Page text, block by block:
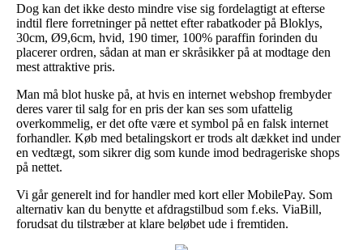
Dog kan det ikke desto mindre vise sig fordelagtigt at efterse
indtil flere forretninger på nettet efter rabatkoder på Bloklys,
30cm, Ø9,6cm, hvid, 190 timer, 100% paraffin forinden du
placerer ordren, sådan at man er skråsikker på at modtage den
mest attraktive pris.
Man må blot huske på, at hvis en internet webshop frembyder
deres varer til salg for en pris der kan ses som ufattelig
overkommelig, er det ofte være et symbol på en falsk internet
forhandler. Køb med betalingskort er trods alt dækket ind under
en vedtægt, som sikrer dig som kunde imod bedrageriske shops
på nettet.
Vi går generelt ind for handler med kort eller MobilePay. Som
alternativ kan du benytte et afdragstilbud som f.eks. ViaBill,
forudsat du tilstræber at klare beløbet ude i fremtiden.